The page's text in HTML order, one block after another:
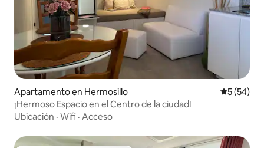
Apartamento en Hermosillo
5 (54)
¡Hermoso Espacio en el Centro de la ciudad!
Ubicación · Wifi · Acceso